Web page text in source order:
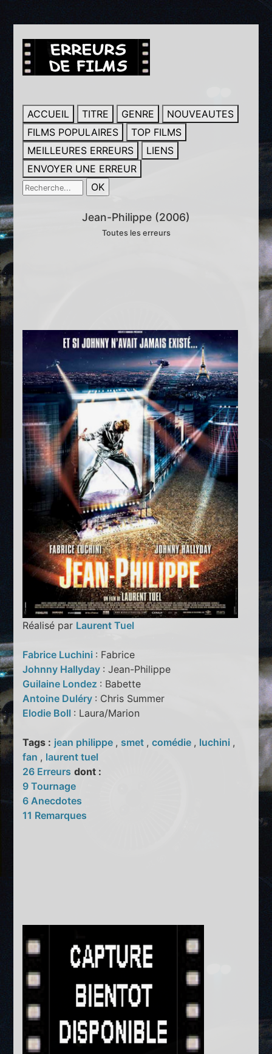
ACCUEIL TITRE GENRE
NOUVEAUTES
FILMS POPULAIRES
TOP FILMS
MEILLEURES ERREURS
LIENS
ENVOYER UNE ERREUR
Jean-Philippe (2006)
Toutes les erreurs
Réalisé par Laurent Tuel
Fabrice Luchini : Fabrice
Johnny Hallyday : Jean-Philippe
Guilaine Londez : Babette
Antoine Duléry : Chris Summer
Elodie Boll : Laura/Marion
Tags : jean philippe , smet ,comédie , luchini ,
fan , laurent tuel
26 Erreurs dont :
9 Tournage
6 Anecdotes
11 Remarques